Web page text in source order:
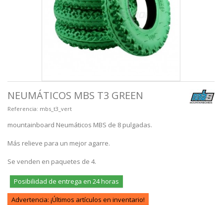
NEUMÁTICOS MBS T3 GREEN
Referencia: mbs_t3_vert
mountainboard Neumáticos MBS de 8 pulgadas.
Más relieve para un mejor agarre.
Se venden en paquetes de 4.
Posibilidad de entrega en 24 horas
Advertencia: ¡Últimos artículos en inventario!